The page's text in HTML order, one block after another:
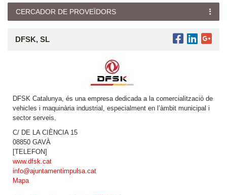
CERCADOR DE PROVEÏDORS
DFSK, SL
DFSK Catalunya, és una empresa dedicada a la comercialització de
vehicles i maquinària industrial, especialment en l’àmbit municipal i
sector serveis.
C/ DE LA CIÈNCIA 15
08850 GAVÀ
[TELEFON]
www.dfsk.cat
info@ajuntamentimpulsa.cat
Mapa